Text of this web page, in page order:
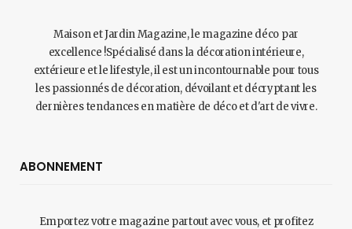
Maison et Jardin Magazine, le magazine déco par
excellence !Spécialisé dans la décoration intérieure,
extérieure et le lifestyle, il est un incontournable pour tous
les passionnés de décoration, dévoilant et décryptant les
dernières tendances en matière de déco et d'art de vivre.
ABONNEMENT
Emportez votre magazine partout avec vous, et profitez